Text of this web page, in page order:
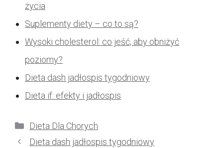
życia
Suplementy diety – co to są?
Wysoki cholesterol: co jeść, aby obniżyć
poziomy?
Dieta dash jadłospis tygodniowy
Dieta if: efekty i jadłospis
Kategorie
Dieta Dla Chorych
Dieta dash jadłospis tygodniowy